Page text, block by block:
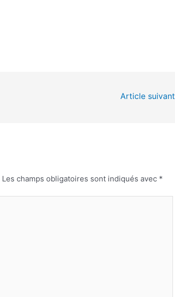
Article suivant
Les champs obligatoires sont indiqués avec *